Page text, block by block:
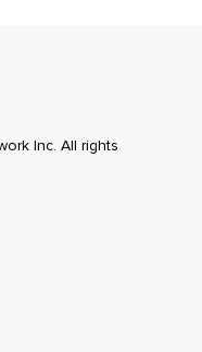
Inc. All rights